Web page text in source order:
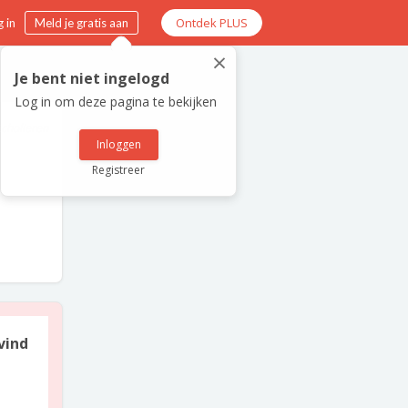
in Meld je gratis aan Ontdek PLUS
×
Je bent niet ingelogd
Log in om deze pagina te bekijken
Inloggen
Registreer